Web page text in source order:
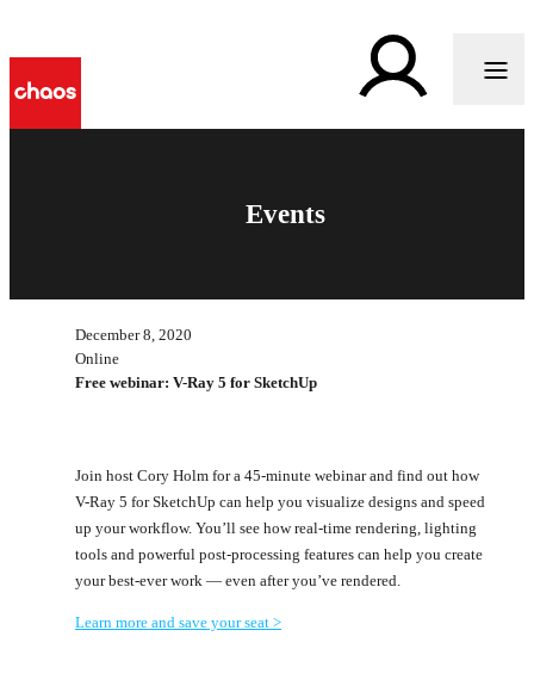
Events
December 8, 2020
Online
Free webinar: V-Ray 5 for SketchUp
Join host Cory Holm for a 45-minute webinar and find out how
V-Ray 5 for SketchUp can help you visualize designs and speed
up your workflow. You’ll see how real-time rendering, lighting
tools and powerful post-processing features can help you create
your best-ever work — even after you’ve rendered.
Learn more and save your seat >